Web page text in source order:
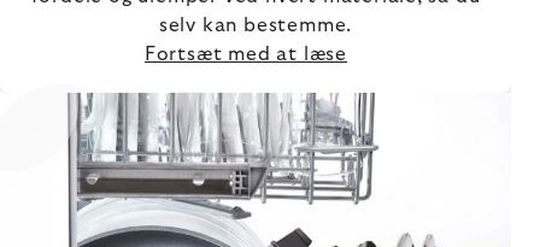
selv kan bestemme.
Fortsæt med at læse